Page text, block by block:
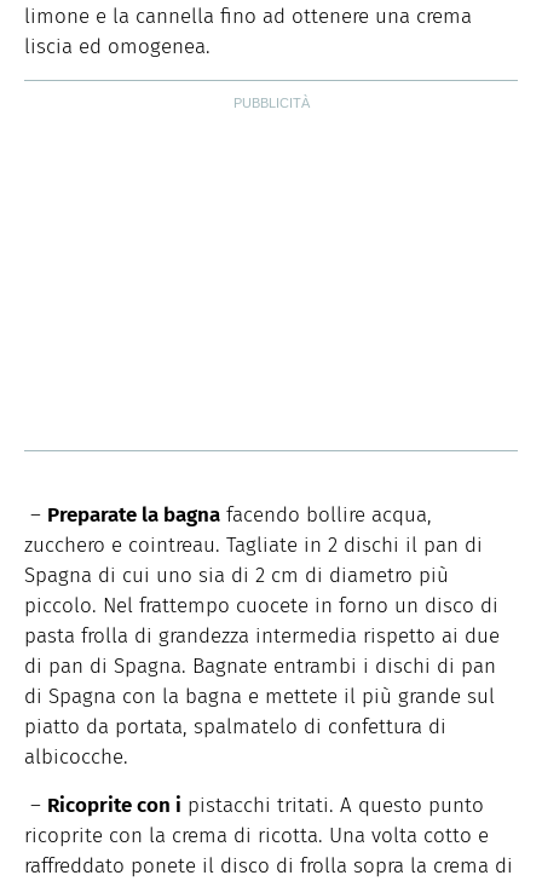
limone e la cannella fino ad ottenere una crema
liscia ed omogenea.
– Preparate la bagna facendo bollire acqua,
zucchero e cointreau. Tagliate in 2 dischi il pan di
Spagna di cui uno sia di 2 cm di diametro più
piccolo. Nel frattempo cuocete in forno un disco di
pasta frolla di grandezza intermedia rispetto ai due
di pan di Spagna. Bagnate entrambi i dischi di pan
di Spagna con la bagna e mettete il più grande sul
piatto da portata, spalmatelo di confettura di
albicocche.
– Ricoprite con i pistacchi tritati. A questo punto
ricoprite con la crema di ricotta. Una volta cotto e
raffreddato ponete il disco di frolla sopra la crema di